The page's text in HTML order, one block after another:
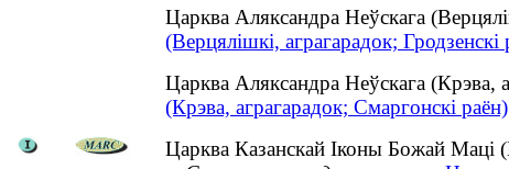
Царква Аляксандра Неўскага
(Верцялішкі, аграгарадок; Гродзенскі
Царква Аляксандра Неўскага (Крэва,
(Крэва, аграгарадок; Смаргонскі раён)
Царква Казанскай Іконы Божай Маці